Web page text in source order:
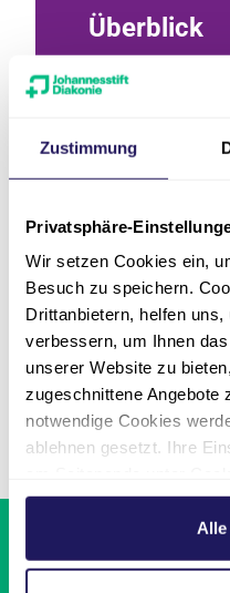
Zustimmung
Privatsphäre-
Wir setzen Cookies ein,
Besuch zu speichern.
Drittanbietern, helfen
verbessern, um Ihnen
unserer Website zu
zugeschnittene Angebote
notwendige Cookies
ablehnen gesetzt. Ihre
Weitere Informationen
.Alle
Überblick
Hier finden Sie
allen
Mehr erfahren